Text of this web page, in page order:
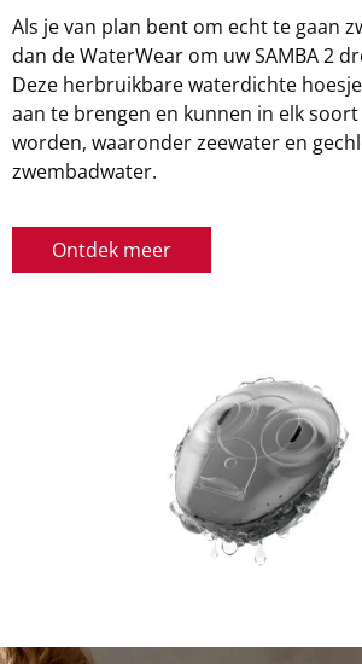
Als je van plan bent om echt te gaan
dan de WaterWear om uw SAMBA 2
Deze herbruikbare waterdichte
aan te brengen en kunnen in elk
worden, waaronder zeewater en
zwembadwater.
Ontdek meer